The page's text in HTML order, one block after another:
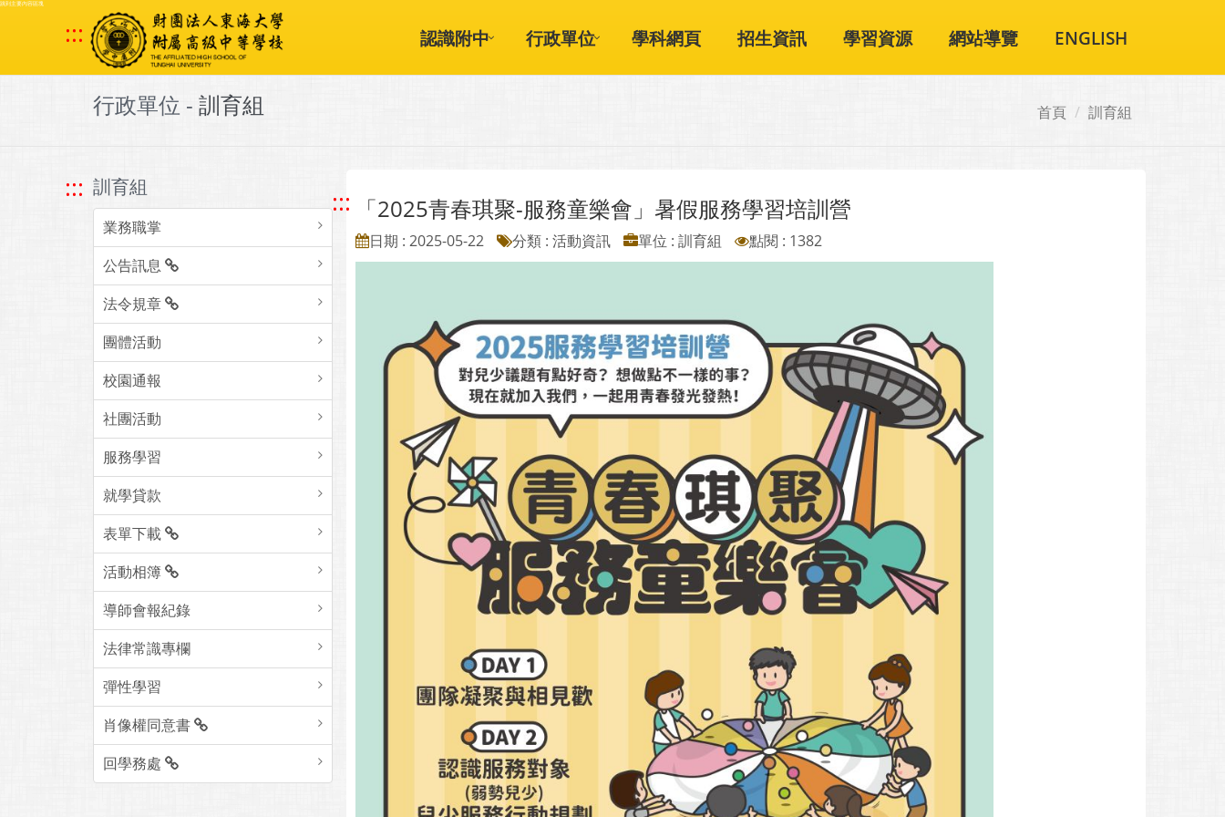
跳到主要內容區塊
::: 認識附中 行政單位 學科網頁 招生資訊 學習資源 網站導覽 ENGLISH
行政單位 - 訓育組 首頁 訓育組
::: 訓育組
業務職掌
公告訊息
法令規章
團體活動
校園通報
社團活動
服務學習
就學貸款
表單下載
活動相簿
導師會報紀錄
法律常識專欄
彈性學習
肖像權同意書
回學務處
::: 「2025青春琪聚-服務童樂會」暑假服務學習培訓營
日期 : 2025-05-22 分類 : 活動資訊 單位 : 訓育組 點閱 : 1382